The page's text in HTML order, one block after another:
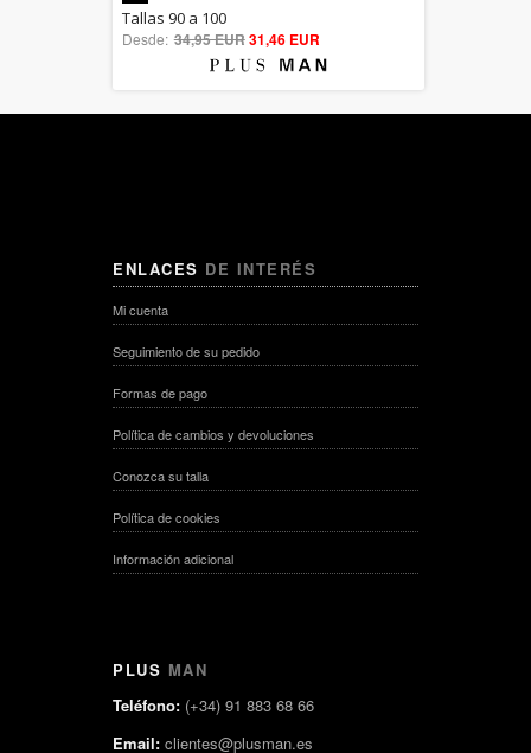
5.00
out of 5
Tallas 90 a 100
Desde: 34,95 EUR31,46 EUR
ENLACES DE INTERÉS
Mi cuenta
Seguimiento de su pedido
Formas de pago
Política de cambios y devoluciones
Conozca su talla
Política de cookies
Información adicional
PLUS MAN
Teléfono: (+34) 91 883 68 66
Email: clientes@plusman.es